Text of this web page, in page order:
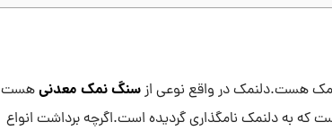
هست.دلنمک در واقع نوعی ازسنگ نمک معدنیهست
به دلنمک نامگذاری گردیده است.اگرچه برداشت انواع